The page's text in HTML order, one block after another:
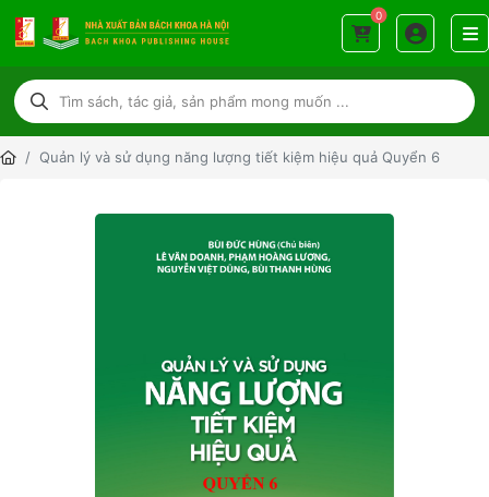
0
Quản lý và sử dụng năng lượng tiết kiệm hiệu quả Quyển 6